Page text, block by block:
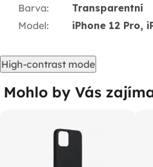
Barva:
Transparentní
Model: iPhone 12 Pro,
High-contrast mode
Mohlo by Vás